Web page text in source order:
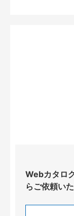
Webカタロ
らご依頼い